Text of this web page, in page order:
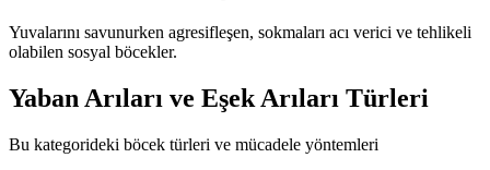
Yuvalarını savunurken agresifleşen, sokmaları acı verici ve tehlikeli
olabilen sosyal böcekler.
Yaban Arıları ve Eşek Arıları Türleri
Bu kategorideki böcek türleri ve mücadele yöntemleri